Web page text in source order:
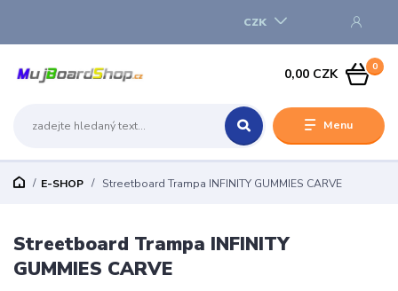
Menu
CZK
0
0,00 CZK
E-SHOP Streetboard Trampa INFINITY GUMMIES CARVE
Streetboard Trampa INFINITY
GUMMIES CARVE